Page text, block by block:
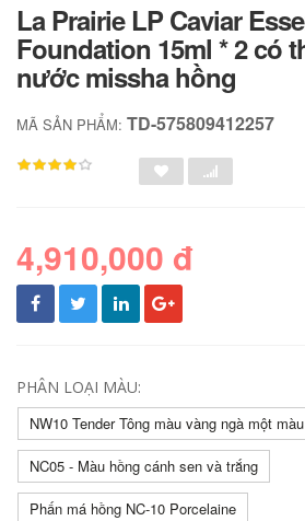
La Prairie LP Caviar
Foundation 15ml * 2 có
nước missha hồng
MÃ SẢN PHẨM: TD-575809412257
4,910,000 đ
PHÂN LOẠI MÀU:
NW10 Tender Tông màu vàng ngà một
NC05 - Màu hồng cánh sen và trắng
Phấn má hồng NC-10 Porcelaine